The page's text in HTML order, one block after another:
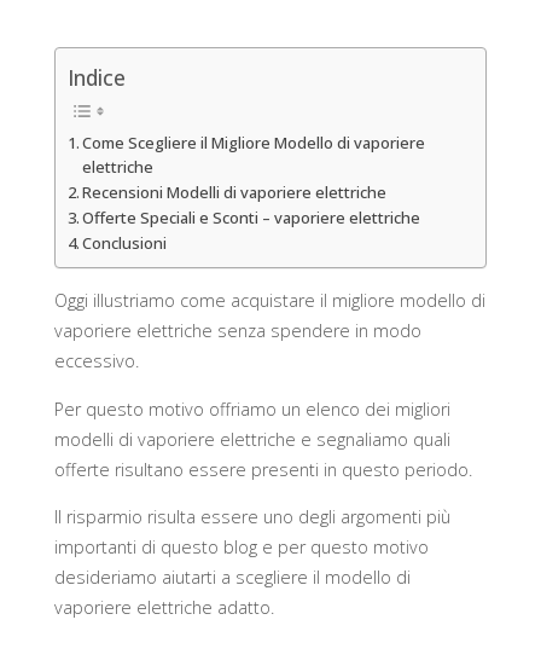
Indice
Come Scegliere il Migliore Modello di vaporiere
elettriche
Recensioni Modelli di vaporiere elettriche
Offerte Speciali e Sconti – vaporiere elettriche
Conclusioni
Oggi illustriamo come acquistare il migliore modello di
vaporiere elettriche senza spendere in modo
eccessivo.
Per questo motivo offriamo un elenco dei migliori
modelli di vaporiere elettriche e segnaliamo quali
offerte risultano essere presenti in questo periodo.
Il risparmio risulta essere uno degli argomenti più
importanti di questo blog e per questo motivo
desideriamo aiutarti a scegliere il modello di
vaporiere elettriche adatto.